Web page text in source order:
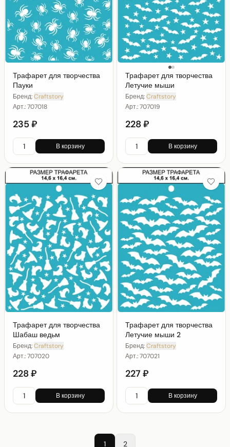
Трафарет для творчества
Пауки
Бренд:Craftstory
Арт.:707018
235 ₽
В корзину
Трафарет для творчества
Летучие мыши
Бренд:Craftstory
Арт.:707019
228 ₽
В корзину
Трафарет для творчества
Шабаш ведьм
Бренд:Craftstory
Арт.:707020
228 ₽
В корзину
Трафарет для творчества
Летучие мыши 2
Бренд:Craftstory
Арт.:707021
227 ₽
В корзину
1 2